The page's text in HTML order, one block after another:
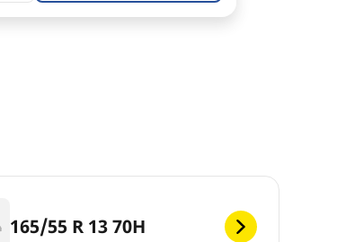
165/55 R 13 70H